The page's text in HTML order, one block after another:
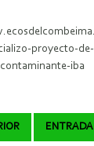
proyecto-
iba